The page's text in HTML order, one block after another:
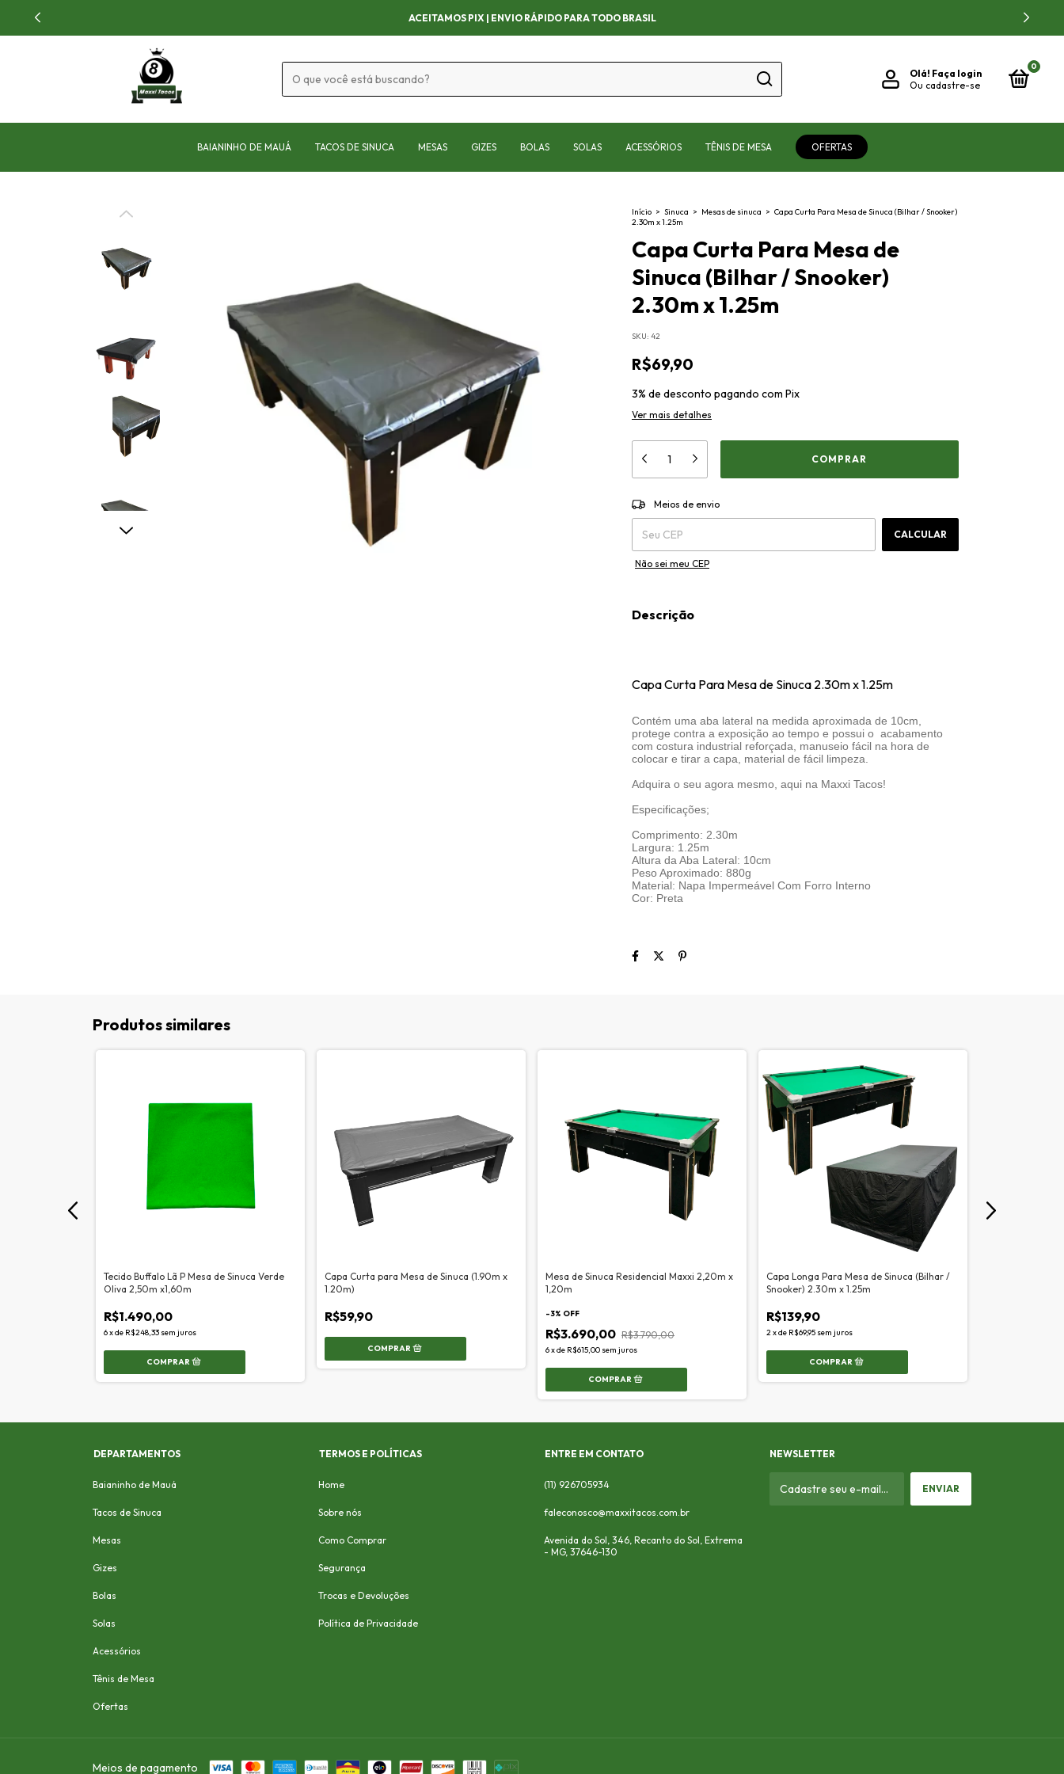
APROVEITE AS OFERTAS POR TEMPO LIMITADO!
Olá! Faça login
Ou cadastre-se
0
BAIANINHO DE MAUÁ TACOS DE SINUCA MESAS GIZES BOLAS SOLAS ACESSÓRIOS TÊNIS DE MESA OFERTAS
Início > Sinuca > Mesas de sinuca > Capa Curta Para Mesa de Sinuca (Bilhar / Snooker)
2.30m x 1.25m
Capa Curta Para Mesa de
Sinuca (Bilhar / Snooker)
2.30m x 1.25m
SKU: 42
R$69,90
3% de desconto pagando com Pix
Ver mais detalhes
Entregas para o CEP:
Meios de envio
CALCULAR
Não sei meu CEP
Descrição
Capa Curta Para Mesa de Sinuca 2.30m x 1.25m
Contém uma aba lateral na medida aproximada de 10cm,
protege contra a exposição ao tempo e possui o acabamento
com costura industrial reforçada, manuseio fácil na hora de
colocar e tirar a capa, material de fácil limpeza.
Adquira o seu agora mesmo, aqui na Maxxi Tacos!
Especificações;
Comprimento: 2.30m
Largura: 1.25m
Altura da Aba Lateral: 10cm
Peso Aproximado: 880g
Material: Napa Impermeável Com Forro Interno
Cor: Preta
Produtos similares
Tecido Buffalo Lã P Mesa de Sinuca Verde
Oliva 2,50m x1,60m
R$1.490,00
6xde R$248,33 sem juros
Capa Curta para Mesa de Sinuca (1.90m x
1.20m)
R$59,90
Mesa de Sinuca Residencial Maxxi 2,20m x
1,20m
-3% OFF
R$3.690,00 R$3.790,00
6xde R$615,00 sem juros
Capa Longa Para Mesa de Sinuca (Bilhar /
Snooker) 2.30m x 1.25m
R$139,90
2xde R$69,95 sem juros
DEPARTAMENTOS
Baianinho de Mauá
Tacos de Sinuca
Mesas
Gizes
Bolas
Solas
Acessórios
Tênis de Mesa
Ofertas
TERMOS E POLÍTICAS
Home
Sobre nós
Como Comprar
Segurança
Trocas e Devoluções
Política de Privacidade
ENTRE EM CONTATO
(11) 926705934
faleconosco@maxxitacos.com.br
Avenida do Sol, 346, Recanto do Sol, Extrema
- MG, 37646-130
NEWSLETTER
Meios de pagamento